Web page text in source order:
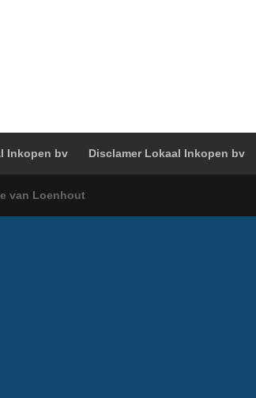
Inkopen bv Disclamer Lokaal Inkopen bv
van Loenhout